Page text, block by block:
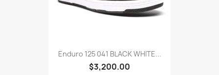
Enduro 125 041 BLACK WHITE...
$3,200.00